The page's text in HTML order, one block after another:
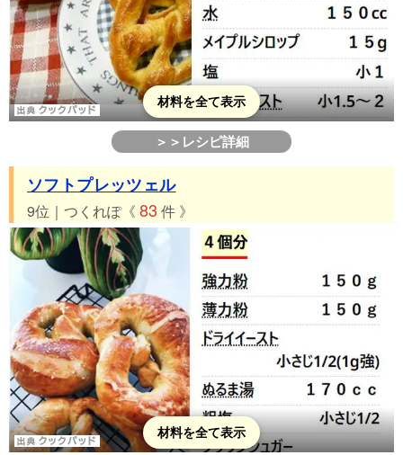
材料を全て表示
＞＞レシピ詳細
ソフトプレッツェル
9位｜つくれぽ《 83 件 》
材料を全て表示